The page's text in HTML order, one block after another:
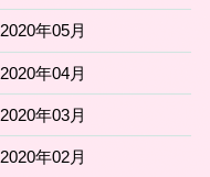
2020年05月
2020年04月
2020年03月
2020年02月